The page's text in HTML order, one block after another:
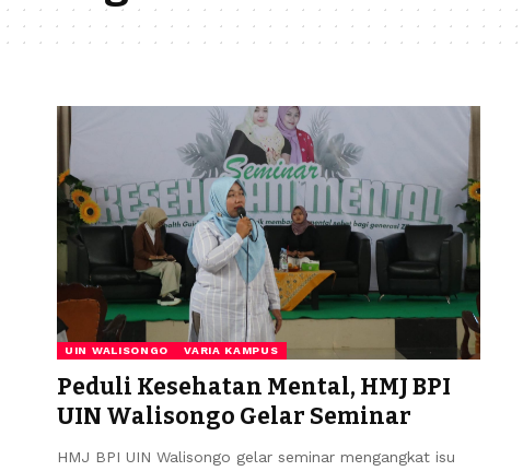
UIN WALISONGO VARIA KAMPUS
Peduli Kesehatan Mental, HMJ BPI
UIN Walisongo Gelar Seminar
HMJ BPI UIN Walisongo gelar seminar mengangkat isu